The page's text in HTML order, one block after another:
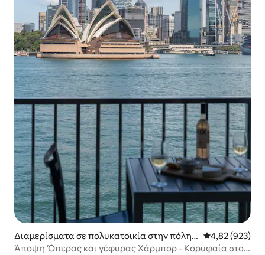
Διαμερίσματα σε πολυκατοικία στην πόλη
Kirribilli
Μέση
4,82 (923)
Άποψη Όπερας και γέφυρας Χάρμπορ - Κορυφαία στο